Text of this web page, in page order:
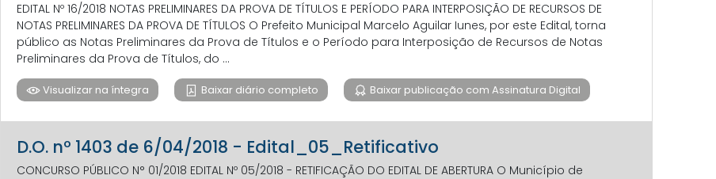
EDITAL Nº 16/2018 NOTAS PRELIMINARES DA PROVA DE TÍTULOS E PERÍODO PARA INTERPOSIÇÃO DE RECURSOS DE
NOTAS PRELIMINARES DA PROVA DE TÍTULOS O Prefeito Municipal Marcelo Aguilar Iunes, por este Edital, torna
público as Notas Preliminares da Prova de Títulos e o Período para Interposição de Recursos de Notas
Preliminares da Prova de Títulos, do ...
Visualizar na íntegra Baixar diário completo Baixar publicação com Assinatura Digital
D.O. nº 1403 de 6/04/2018 - Edital_05_Retificativo
CONCURSO PÚBLICO N° 01/2018 EDITAL Nº 05/2018 - RETIFICAÇÃO DO EDITAL DE ABERTURA O Município de